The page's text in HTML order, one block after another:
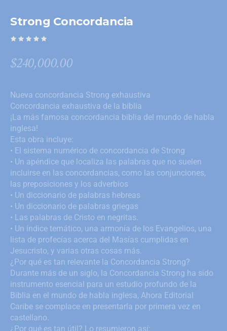
Strong Concordancia
$240,000.00
Nueva concordancia Strong exhaustiva
Concordancia exhaustiva de la biblia
¡La más famosa concordancia biblia del mundo de habla
inglesa!
Esta obra incluye:
• El sistema numérico de concordancia de Strong
• Un apéndice que localiza las palabras que no suelen
incluirse en las concordancias, como las conjunciones,
las preposiciones y los adverbios
• Un diccionario de palabras hebreas
• Un diccionario de palabras griegas
• Las palabras de Cristo en negritas.
• Un índice temático, una armonía de los Evangelios, una
lista de profecías acerca del Masías cumplidas en
Jesucristo, y varias otras cosas más.
¿Por qué es tan relevante la Concordancia Strong?
Durante más de un siglo, la Concordancia Strong ha sido
instrumento esencial para un estudio profundo de la
Biblia en el mundo de habla inglesa, Ahora Editorial
Caribe se complace en presentarla por primera vez en
castellano.
¿Por qué es tan útil? Lo resumieron así: